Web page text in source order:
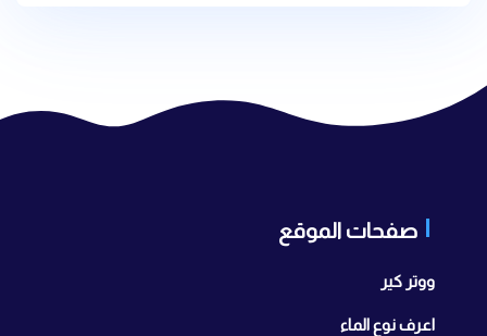
صفحات الموقع
ووتر كير
اعرف نوع الماء